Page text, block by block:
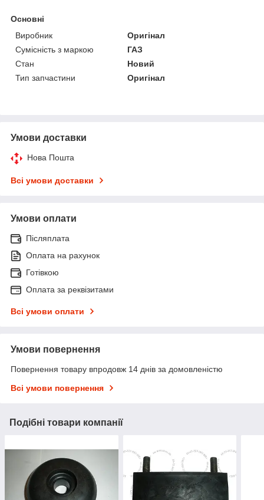
Основні
Виробник
Оригінал
Сумісність з маркою
ГАЗ
Стан
Новий
Тип запчастини
Оригінал
Умови доставки
Нова Пошта
Всі умови доставки
Умови оплати
Післяплата
Оплата на рахунок
Готівкою
Оплата за реквізитами
Всі умови оплати
Умови повернення
Повернення товару впродовж 14 днів за домовленістю
Всі умови повернення
Подібні товари компанії